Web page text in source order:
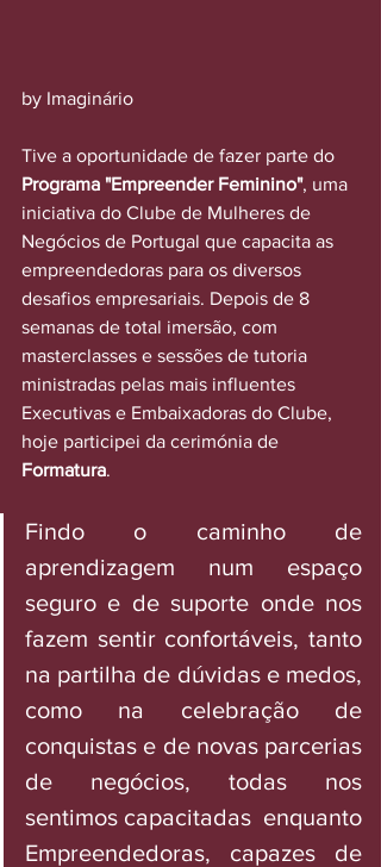
by Imaginário
Tive a oportunidade de fazer parte do
Programa "Empreender Feminino", uma
iniciativa do Clube de Mulheres de
Negócios de Portugal que capacita as
empreendedoras para os diversos
desafios empresariais. Depois de 8
semanas de total imersão, com
masterclasses e sessões de tutoria
ministradas pelas mais influentes
Executivas e Embaixadoras do Clube,
hoje participei da cerimónia de
Formatura.
Findo o caminho de
aprendizagem num espaço
seguro e de suporte onde nos
fazem sentir confortáveis, tanto
na partilha de dúvidas e medos,
como na celebração de
conquistas e de novas parcerias
de negócios, todas nos
sentimos capacitadas  enquanto
Empreendedoras, capazes de